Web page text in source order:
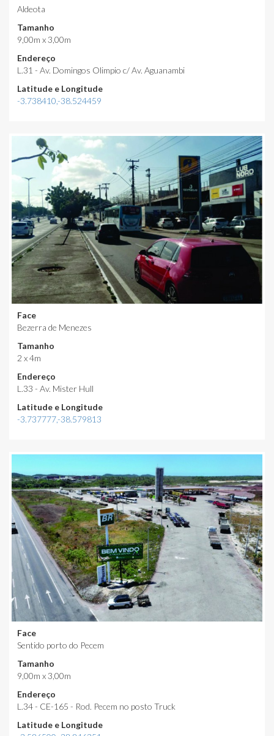
Aldeota
Tamanho
9,00m x 3,00m
Endereço
L.31 - Av. Domingos Olimpio c/ Av. Aguanambi
Latitude e Longitude
-3.738410,-38.524459
Face
Bezerra de Menezes
Tamanho
2 x 4m
Endereço
L.33 - Av. Mister Hull
Latitude e Longitude
-3.737777,-38.579813
Face
Sentido porto do Pecem
Tamanho
9,00m x 3,00m
Endereço
L.34 - CE-165 - Rod. Pecem no posto Truck
Latitude e Longitude